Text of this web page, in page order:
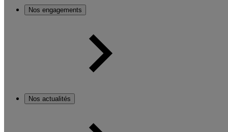
Nos engagements
Nos actualités